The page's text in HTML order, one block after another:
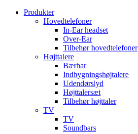
Produkter
Hovedtelefoner
In-Ear headset
Over-Ear
Tilbehør hovedtelefoner
Højttalere
Bærbar
Indbygningshøjtalere
Udendørslyd
Højttalersæt
Tilbehør højttaler
TV
TV
Soundbars